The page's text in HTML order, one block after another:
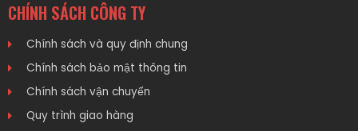
CHÍNH SÁCH CÔNG TY
Chính sách và quy định chung
Chính sách bảo mật thông tin
Chính sách vận chuyển
Quy trình giao hàng